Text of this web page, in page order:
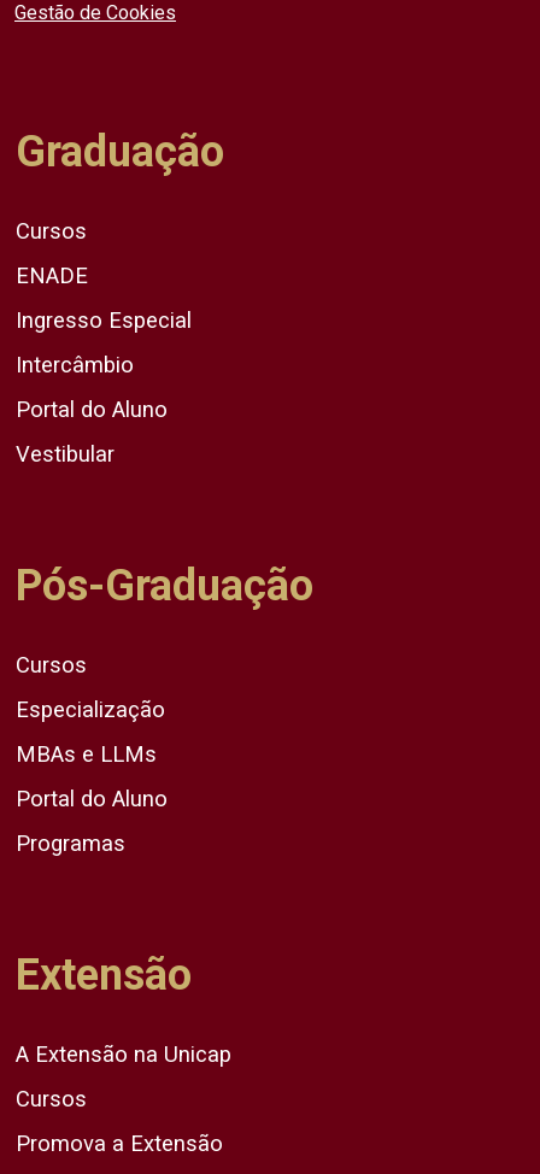
Gestão de Cookies
Graduação
Cursos
ENADE
Ingresso Especial
Intercâmbio
Portal do Aluno
Vestibular
Pós-Graduação
Cursos
Especialização
MBAs e LLMs
Portal do Aluno
Programas
Extensão
A Extensão na Unicap
Cursos
Promova a Extensão